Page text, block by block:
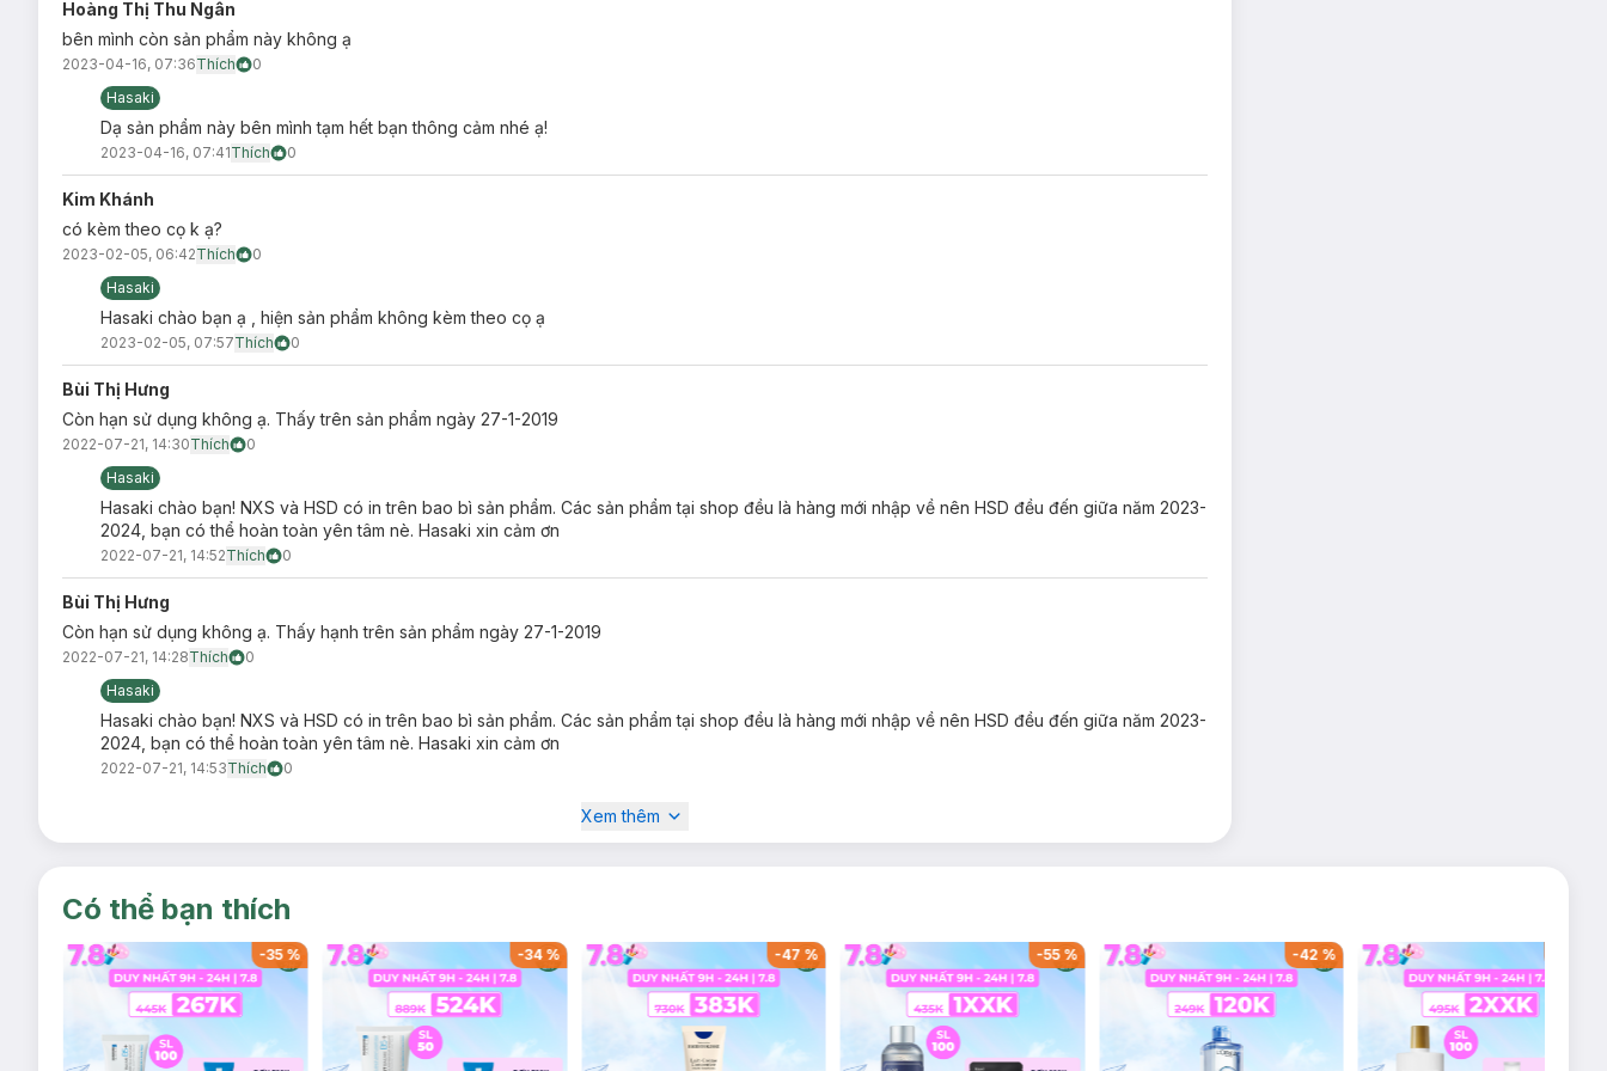
Xuất xứ thương hiệu:Hàn Quốc
Sản xuất tại:Hàn Quốc
Dung tích:5g
Lưu ý: Tác dụng có thể khác nhau tuỳ cơ địa của người dùng
Hoàng Thị Thu Ngân
bên mình còn sản phẩm này không ạ
2023-04-16, 07:36Thích
0
Hasaki
Dạ sản phẩm này bên mình tạm hết bạn thông cảm nhé ạ!
2023-04-16, 07:41Thích 0
Kim Khánh
có kèm theo cọ k ạ?
2023-02-05, 06:42Thích
0
Hasaki
Hasaki chào bạn ạ , hiện sản phẩm không kèm theo cọ ạ
2023-02-05, 07:57Thích 0
Bùi Thị Hưng
Còn hạn sử dụng không ạ. Thấy trên sản phẩm ngày 27-1-2019
2022-07-21, 14:30Thích
0
Hasaki
Hasaki chào bạn! NXS và HSD có in trên bao bì sản phẩm. Các sản phẩm tại shop đều là hàng mới nhập về nên HSD đều đến giữa năm 2023-
2024, bạn có thể hoàn toàn yên tâm nè. Hasaki xin cảm ơn
2022-07-21, 14:52Thích 0
Bùi Thị Hưng
Còn hạn sử dụng không ạ. Thấy hạnh trên sản phẩm ngày 27-1-2019
2022-07-21, 14:28Thích
0
Hasaki
Hasaki chào bạn! NXS và HSD có in trên bao bì sản phẩm. Các sản phẩm tại shop đều là hàng mới nhập về nên HSD đều đến giữa năm 2023-
2024, bạn có thể hoàn toàn yên tâm nè. Hasaki xin cảm ơn
2022-07-21, 14:53Thích 0
Xem thêm
Có thể bạn thích
-35% -34% -47 % -55% -42 %